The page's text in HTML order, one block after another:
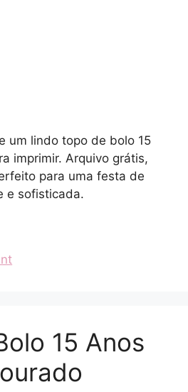
um lindo topo de bolo 15
imprimir. Arquivo grátis,
para uma festa de
e sofisticada.
15 Anos